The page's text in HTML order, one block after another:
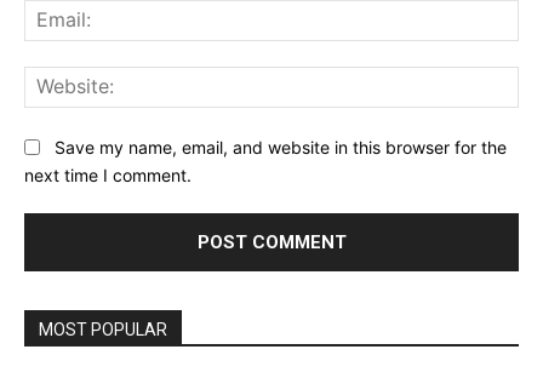
Save my name, email, and website in this browser for the
next time I comment.
MOST POPULAR